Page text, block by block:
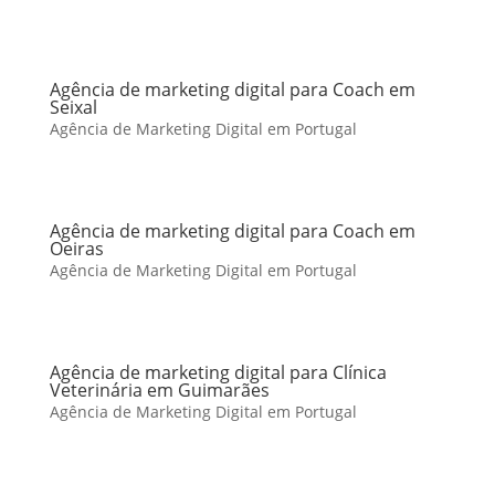
Agência de marketing digital para Coach em
Seixal
Agência de Marketing Digital em Portugal
Agência de marketing digital para Coach em
Oeiras
Agência de Marketing Digital em Portugal
Agência de marketing digital para Clínica
Veterinária em Guimarães
Agência de Marketing Digital em Portugal